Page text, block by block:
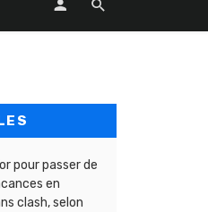
pour passer de
en
clash, selon